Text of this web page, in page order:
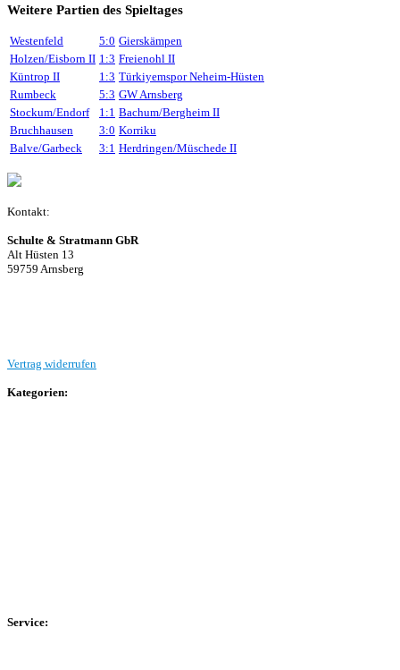
Weitere Partien des Spieltages
Westenfeld 5:0 Gierskämpen
Holzen/Eisborn II 1:3 Freienohl II
Küntrop II
1:3 Türkiyemspor Neheim-Hüsten
Rumbeck
5:3 GW Arnsberg
Stockum/Endorf
1:1 Bachum/Bergheim II
Bruchhausen
3:0 Korriku
Balve/Garbeck
3:1 Herdringen/Müschede II
Kontakt:
Schulte & Stratmann GbR
Alt Hüsten 13
59759 Arnsberg
Vertrag widerrufen
Kategorien:
Service: